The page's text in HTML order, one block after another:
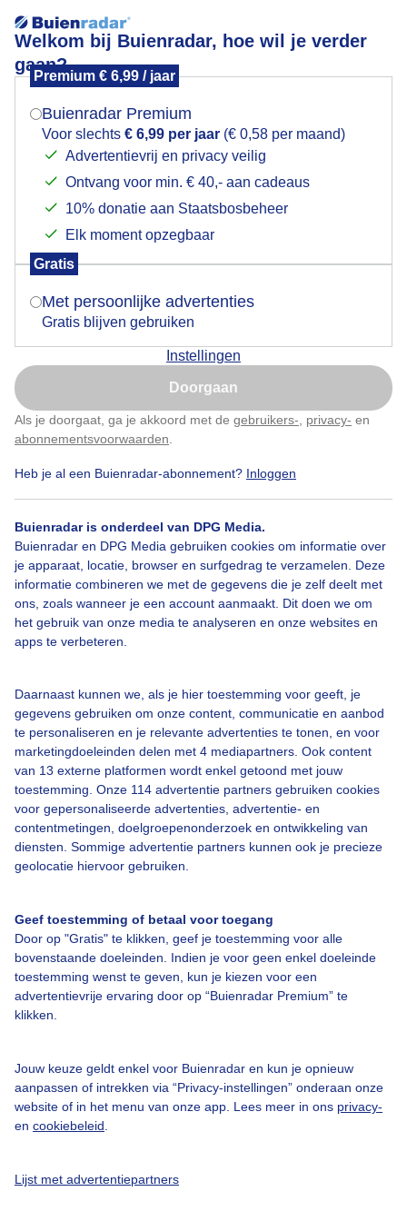
Welkom bij Buienradar, hoe wil je verder
gaan?
Premium € 6,99 / jaar
Buienradar Premium
Voor slechts € 6,99 per jaar (€ 0,58 per maand)
Advertentievrij en privacy veilig
Ontvang voor min. € 40,- aan cadeaus
10% donatie aan Staatsbosbeheer
Elk moment opzegbaar
Gratis
Met persoonlijke advertenties
Gratis blijven gebruiken
Instellingen
Doorgaan
Als je doorgaat, ga je akkoord met de gebruikers- privacy- en
abonnementsvoorwaarden
Heb je al een Buienradar-abonnement? Inloggen
Buienradar is onderdeel van DPG Media.
Buienradar en DPG Media gebruiken cookies om informatie over
je apparaat, locatie, browser en surfgedrag te verzamelen. Deze
informatie combineren we met de gegevens die je zelf deelt met
ons, zoals wanneer je een account aanmaakt. Dit doen we om
het gebruik van onze media te analyseren en onze websites en
apps te verbeteren.
Daarnaast kunnen we, als je hier toestemming voor geeft, je
gegevens gebruiken om onze content, communicatie en aanbod
te personaliseren en je relevante advertenties te tonen, en voor
marketingdoeleinden delen met 4 mediapartners. Ook content
van 13 externe platformen wordt enkel getoond met jouw
toestemming. Onze 114 advertentie partners gebruiken cookies
voor gepersonaliseerde advertenties, advertentie- en
contentmetingen, doelgroepenonderzoek en ontwikkeling van
diensten. Sommige advertentie partners kunnen ook je precieze
geolocatie hiervoor gebruiken.
Geef toestemming of betaal voor toegang
Door op "Gratis" te klikken, geef je toestemming voor alle
bovenstaande doeleinden. Indien je voor geen enkel doeleinde
toestemming wenst te geven, kun je kiezen voor een
advertentievrije ervaring door op “Buienradar Premium” te
klikken.
Jouw keuze geldt enkel voor Buienradar en kun je opnieuw
aanpassen of intrekken via “Privacy-instellingen” onderaan onze
website of in het menu van onze app. Lees meer in ons privacy-
en cookiebeleid
Lijst met advertentiepartners
Vanmorgen nog bewolking en vliegtuigstrepen
Door: Jessie van Neer Gemaakt: 18-06-2026, 9x bekeken
Bekijk slideshow
Over Buienradar
Bedrijfsgegevens
Contact
Toegankelijkheid
Gebruikersvoorwaarden
Privacy beleid
Cookie beleid
Gratis weerdata
Mogen we je locatie gebruiken voor het
Indien je hier nog geen akkoord op hebt gegeven,
verschijnt er zo een pop-up uit je browser waarin
Is goed, toon de popup
Nu niet, misschien later
Klik hierom dit aan te passen